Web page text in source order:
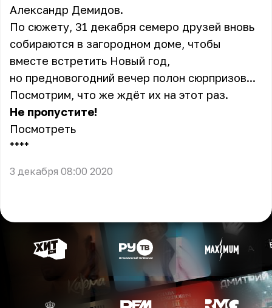
Александр Демидов.
По сюжету, 31 декабря семеро друзей вновь
собираются в загородном доме, чтобы
вместе встретить Новый год,
но предновогодний вечер полон сюрпризов...
Посмотрим, что же ждёт их на этот раз.
Не пропустите!
Посмотреть
** **
3 декабря 08:00 2020